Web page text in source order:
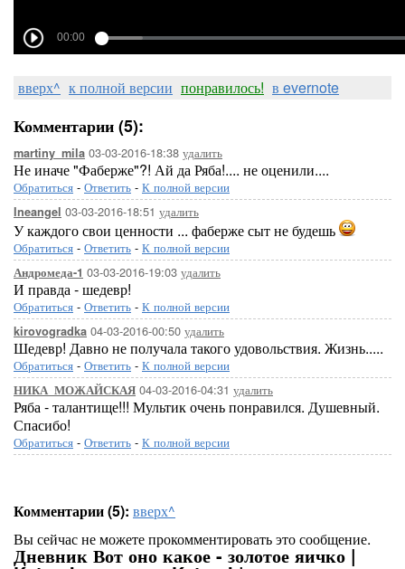
вверх^ к полной версии понравилось! в evernote
Комментарии (5):
martiny_mila 03-03-2016-18:38 удалить
Не иначе "Фаберже"?! Ай да Ряба!.... не оценили....
Обратиться - Ответить - К полной версии
Ineangel 03-03-2016-18:51 удалить
У каждого свои ценности ... фаберже сыт не будешь
Обратиться - Ответить - К полной версии
Андромеда-1 03-03-2016-19:03 удалить
И правда - шедевр!
Обратиться - Ответить - К полной версии
kirovogradka 04-03-2016-00:50 удалить
Шедевр! Давно не получала такого удовольствия. Жизнь.....
Обратиться - Ответить - К полной версии
НИКА_МОЖАЙСКАЯ 04-03-2016-04:31 удалить
Ряба - талантище!!! Мультик очень понравился. Душевный.
Спасибо!
Обратиться - Ответить - К полной версии
Комментарии (5): вверх^
Вы сейчас не можете прокомментировать это сообщение.
Дневник Вот оно какое - золотое яичко |